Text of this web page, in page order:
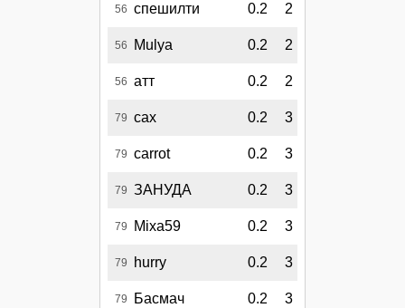
56 спешилти 0.2 2
56 Mulya 0.2 2
56 атт 0.2 2
79 сах 0.2 3
79 carrot 0.2 3
79 ЗАНУДА 0.2 3
79 Mixa59 0.2 3
79 hurry 0.2 3
79 Басмач 0.2 3